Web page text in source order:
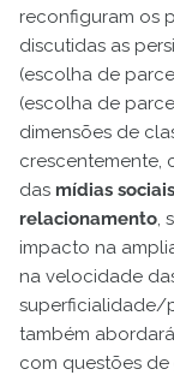
reconfiguram os
discutidas as
(escolha de
(escolha de
dimensões de
crescentemente,
das mídias sociais
relacionamento,
impacto na
na velocidade
superficialidade/
também
com questões de